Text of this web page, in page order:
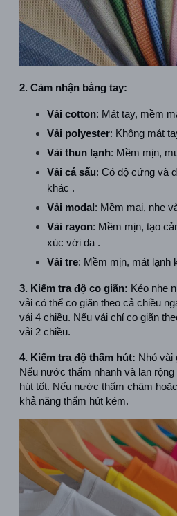
2. Cảm nhận bằng tay:
Vải cotton: Mát tay, mềm
Vải polyester: Không mát
Vải thun lạnh: Mềm mịn,
Vải cá sấu: Có độ cứng và
khác .
Vải modal: Mềm mại, nhẹ
Vải rayon: Mềm mịn, tạo
xúc với da .
Vải tre: Mềm mịn, mát lạnh
3. Kiểm tra độ co giãn: Kéo nhẹ
vải có thể co giãn theo cả chiều
vải 4 chiều. Nếu vải chỉ co giãn
vải 2 chiều.
4. Kiểm tra độ thấm hút: Nhỏ vài
Nếu nước thấm nhanh và lan
hút tốt. Nếu nước thấm chậm
khả năng thấm hút kém.